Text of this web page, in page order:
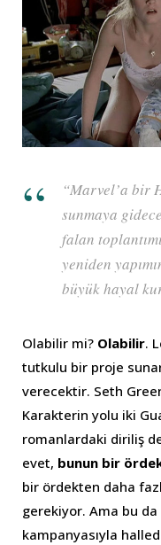
“Marvel’a bir
sunmaya
falan
yeniden
büyük hayal
Olabilir mi? Olabilir.
tutkulu bir proje
verecektir. Seth
Karakterin yolu iki
romanlardaki diriliş de
evet, bunun bir
bir ördekten daha
gerekiyor. Ama bu
kampanyasıyla